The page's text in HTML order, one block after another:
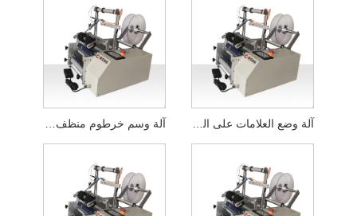
آلة وسم خرطوم منظف الوجه المسطح شبه الأوتوماتيكي آلة وضع العلامات على الزجاجات المسطحة السائلة شبه الأوتوماتيكية